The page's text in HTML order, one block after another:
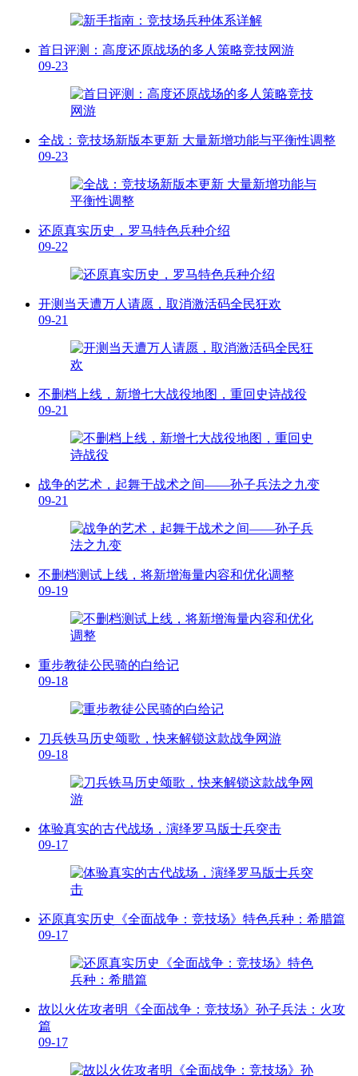
首日评测：高度还原战场的多人策略竞技网游
09-23
全战：竞技场新版本更新 大量新增功能与平衡性调整
09-23
还原真实历史，罗马特色兵种介绍
09-22
开测当天遭万人请愿，取消激活码全民狂欢
09-21
不删档上线，新增七大战役地图，重回史诗战役
09-21
战争的艺术，起舞于战术之间——孙子兵法之九变
09-21
不删档测试上线，将新增海量内容和优化调整
09-19
重步教徒公民骑的白给记
09-18
刀兵铁马历史颂歌，快来解锁这款战争网游
09-18
体验真实的古代战场，演绎罗马版士兵突击
09-17
还原真实历史《全面战争：竞技场》特色兵种：希腊篇
09-17
故以火佐攻者明《全面战争：竞技场》孙子兵法：火攻
篇
09-17